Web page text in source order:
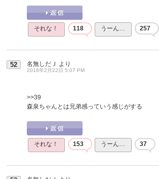
それな！ 118 うーん… 257
52 名無しだＪ より
2016年2月22日 5:07 PM
>>39
森泉ちゃんとは兄弟感っていう感じがする
それな！ 153 うーん… 37